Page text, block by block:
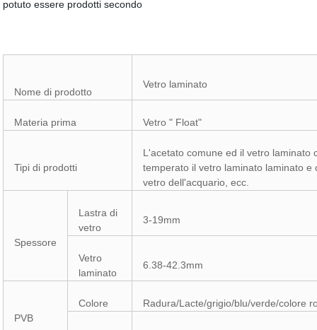
potuto essere prodotti secondo
Nome di prodotto
Vetro laminato
Materia prima Vetro " Float"
Tipi di prodotti
L'acetato comune ed il vetro laminato
temperato il vetro laminato laminato
vetro dell'acquario, ecc.
Spessore
Lastra di
vetro
3-19mm
Vetro
laminato
6.38-42.3mm
PVB
Colore Radura/Lacte/grigio/blu/verde/colore